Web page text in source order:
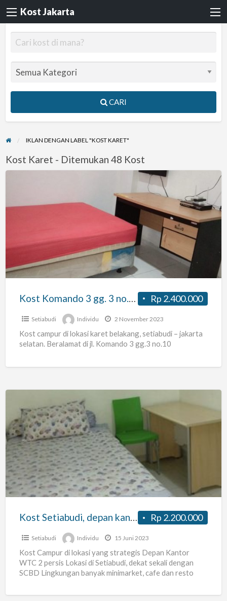
Kost Jakarta
CARI
IKLAN DENGAN LABEL "KOST KARET"
Kost Karet - Ditemukan 48 Kost
Komando
3
no.10
jakarta
Rp 2.400.000
Kost Komando 3 gg. 3 no.10 jakarta selatan
Setiabudi Individu 2 November 2023
Kost campur di lokasi karet belakang, setiabudi – jakarta
selatan. Beralamat di jl. Komando 3 gg.3 no.10
Kost
Setiabudi,
depan
kantor
WTC
2,
Karet
Jakarta
Selatan,
Kost
Pekantoran,
Kost
lokasi
Rp 2.200.000
Kost Setiabudi, depan kantor WTC 2, Karet kuningan, Jakarta Selatan, Kost Pekantoran, Kost lokasi strategis, Kost Jalan raya, Kost lokasi ramai
Setiabudi Individu 15 Juni 2023
Kost Campur di lokasi yang strategis Depan Kantor
WTC 2 persis Lokasi di Setiabudi, dekat sekali dengan
SCBD Lingkungan banyak minimarket, cafe dan resto